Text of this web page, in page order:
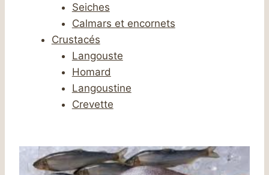
Seiches
Calmars et encornets
Crustacés
Langouste
Homard
Langoustine
Crevette